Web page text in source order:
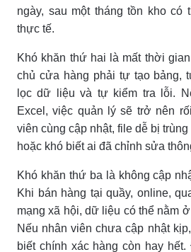
ngày, sau một tháng tồn kho có
thực tế.
Khó khăn thứ hai là mất thời
chủ cửa hàng phải tự tạo bảng,
lọc dữ liệu và tự kiểm tra lỗi.
Excel, việc quản lý sẽ trở nên
viên cùng cập nhật, file dễ bị
hoặc khó biết ai đã chỉnh sửa
Khó khăn thứ ba là không cập
Khi bán hàng tại quầy, online,
mạng xã hội, dữ liệu có thể nằm
Nếu nhân viên chưa cập nhật
biết chính xác hàng còn hay